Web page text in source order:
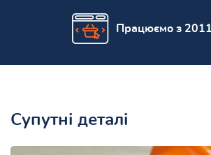
Працюємо з
Супутні деталі